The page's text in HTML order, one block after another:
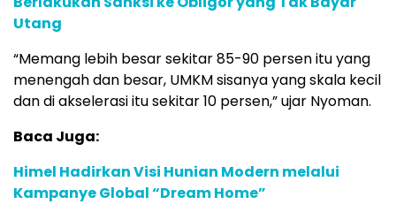
Utang
“Memang lebih besar sekitar 85-90 persen itu yang
menengah dan besar, UMKM sisanya yang skala kecil
dan di akselerasi itu sekitar 10 persen,” ujar Nyoman.
Baca Juga:
Himel Hadirkan Visi Hunian Modern melalui
Kampanye Global “Dream Home”